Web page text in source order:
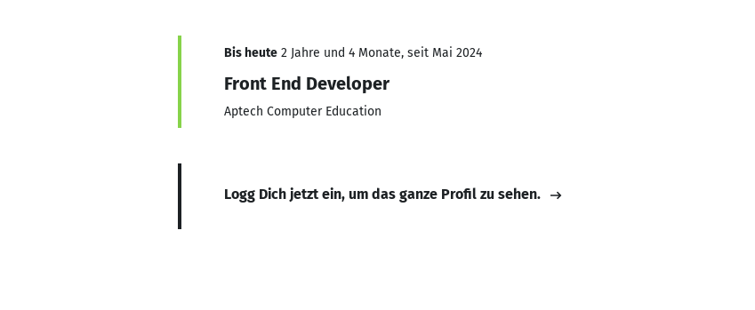
Bis heute 2 Jahre und 4 Monate, seit Mai 2024
Front End Developer
Aptech Computer Education
Logg Dich jetzt ein, um das ganze Profil zu sehen.